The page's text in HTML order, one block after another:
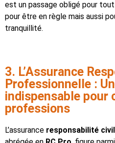
est un passage obligé pour
pour être en règle mais aussi
tranquillité.
3. L’Assurance
Professionnelle :
indispensable pour
professions
L’assurance responsabilité